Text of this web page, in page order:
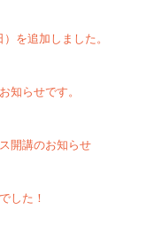
を追加しました。
知らせです。
開講のお知らせ
した！